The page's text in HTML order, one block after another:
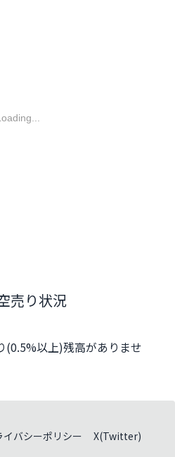
売り状況
(0.5%以上)残高がありませ
イバシーポリシー X(Twitter)